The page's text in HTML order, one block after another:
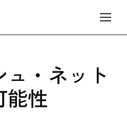
・ネット
能性